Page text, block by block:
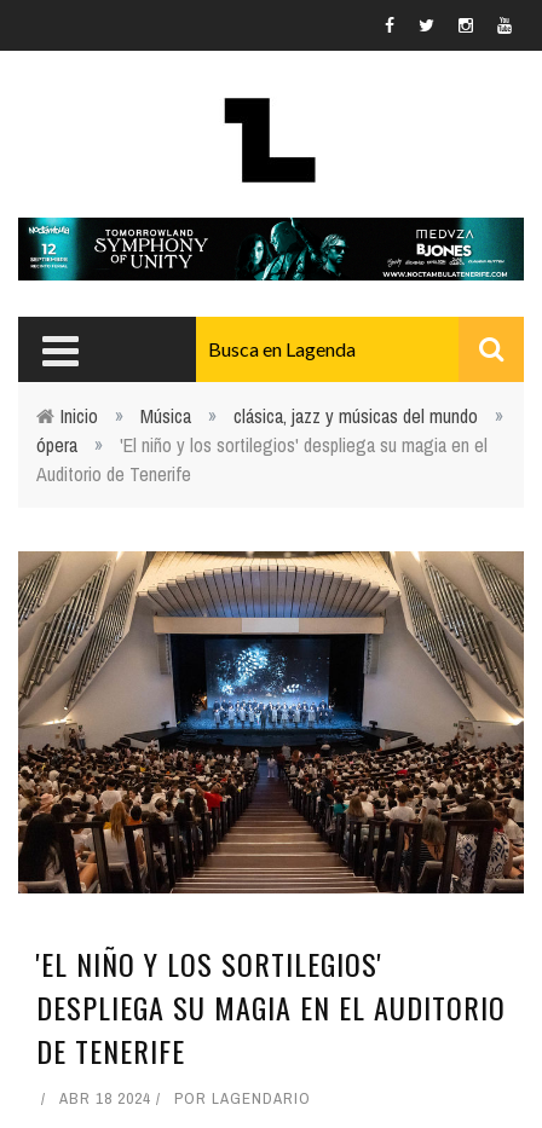
Usted está aquí
Inicio » Música » clásica, jazz y músicas del mundo
»
ópera
»
'El niño y los sortilegios' despliega su magia en el
Auditorio de Tenerife
'EL NIÑO Y LOS SORTILEGIOS'
DESPLIEGA SU MAGIA EN EL AUDITORIO
DE TENERIFE
ABR 18 2024 POR LAGENDARIO